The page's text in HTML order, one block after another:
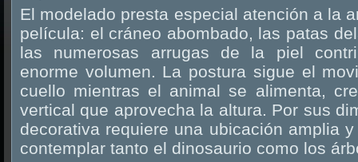
El modelado presta especial atención a la
película: el cráneo abombado, las patas
las numerosas arrugas de la piel
enorme volumen. La postura sigue el
cuello mientras el animal se alimenta,
vertical que aprovecha la altura. Por sus
decorativa requiere una ubicación amplia
contemplar tanto el dinosaurio como los